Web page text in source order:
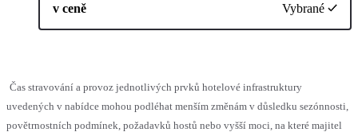
v ceně Vybrané
Čas stravování a provoz jednotlivých prvků hotelové infrastruktury
uvedených v nabídce mohou podléhat menším změnám v důsledku sezónnosti,
povětrnostních podmínek, požadavků hostů nebo vyšší moci, na které majitel